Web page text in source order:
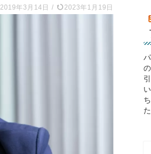
2019年3月14日 / 2023年1月19日